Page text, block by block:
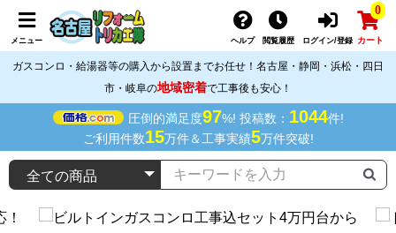
メニュー ヘルプ 閲覧履歴 ログイン/登録
0
カート
ガスコンロ・給湯器等の購入から設置までお任せ！名古屋・静岡・浜松・四日
市・岐阜の地域密着で工事後も安心！
圧倒的満足度97%! 投稿数： 1044件!
ご利用件数15万件＆工事実績5万件突破!